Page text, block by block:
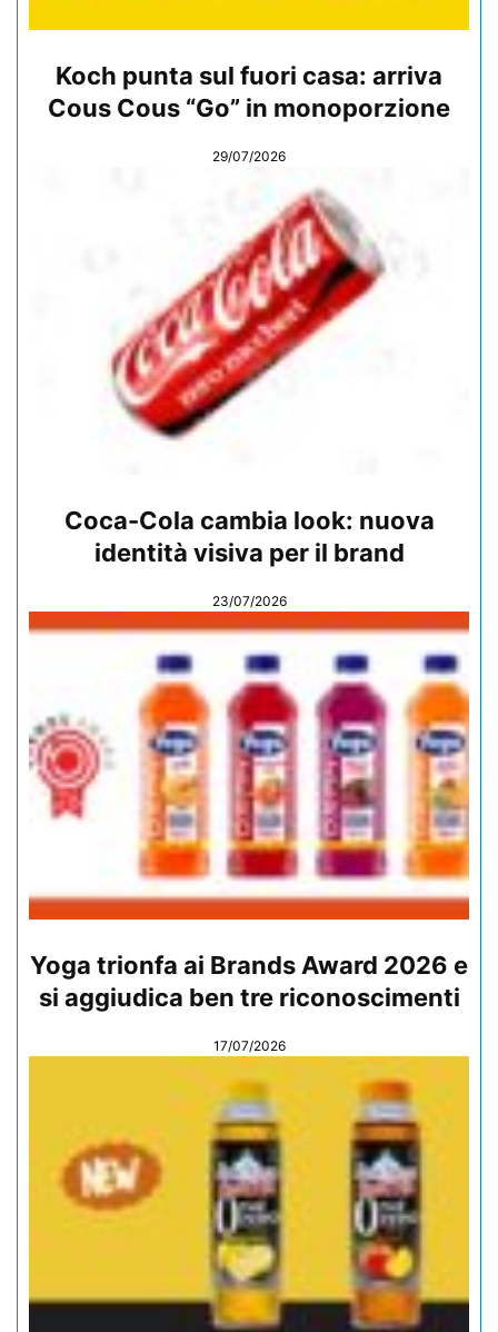
Koch punta sul fuori casa: arriva
Cous Cous “Go” in monoporzione
29/07/2026
Coca-Cola cambia look: nuova
identità visiva per il brand
23/07/2026
Yoga trionfa ai Brands Award 2026 e
si aggiudica ben tre riconoscimenti
17/07/2026